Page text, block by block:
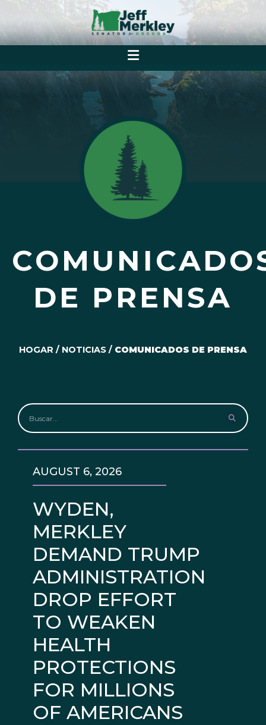
DE PRENSA
HOGAR / NOTICIAS / COMUNICADOS DE PRENSA
WYDEN,
MERKLEY
DEMAND TRUMP
ADMINISTRATION
DROP EFFORT
TO WEAKEN
HEALTH
PROTECTIONS
FOR MILLIONS
OF AMERICANS
AUGUST 6, 2026